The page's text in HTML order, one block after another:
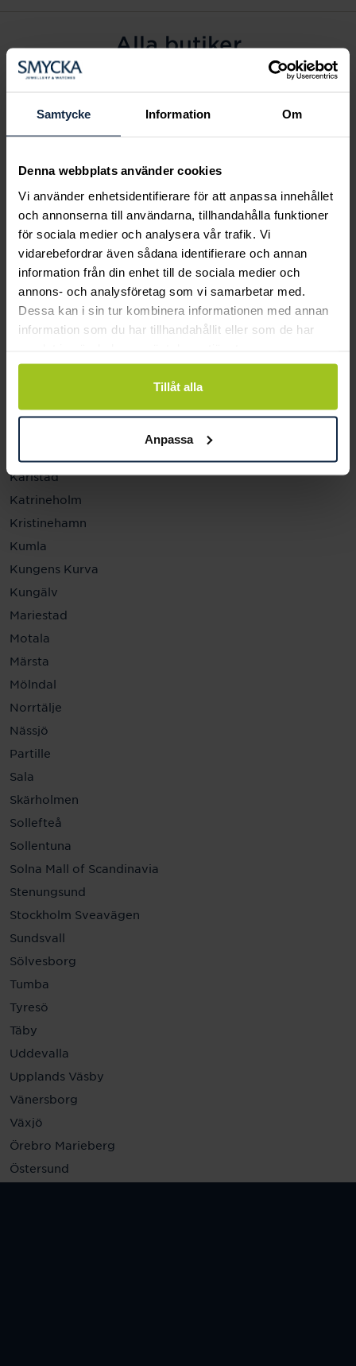
Samtycke Information Om
Denna webbplats använder cookies
Vi använder enhetsidentifierare för att anpassa innehållet
och annonserna till användarna, tillhandahålla funktioner
för sociala medier och analysera vår trafik. Vi
vidarebefordrar även sådana identifierare och annan
information från din enhet till de sociala medier och
annons- och analysföretag som vi samarbetar med.
Dessa kan i sin tur kombinera informationen med annan
information som du har tillhandahållit eller som de har
Tillåt alla
Anpassa
Alla butiker
Alingsås
Arvidsjaur
Eksjö
Fagersta
Farsta
Gävle
Halmstad
Halmstad Hallarna
Haninge
Helsingborg
Jönköping
Karlstad
Katrineholm
Kristinehamn
Kumla
Kungens Kurva
Kungälv
Mariestad
Motala
Märsta
Mölndal
Norrtälje
Nässjö
Partille
Sala
Skärholmen
Sollefteå
Sollentuna
Solna Mall of Scandinavia
Stenungsund
Stockholm Sveavägen
Sundsvall
Sölvesborg
Tumba
Tyresö
Täby
Uddevalla
Upplands Väsby
Vänersborg
Växjö
Örebro Marieberg
Östersund